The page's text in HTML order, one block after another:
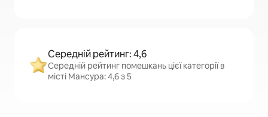
Середній рейтинг: 4,6
Середній рейтинг помешкань цієї категорії в
місті Мансура: 4,6 з 5